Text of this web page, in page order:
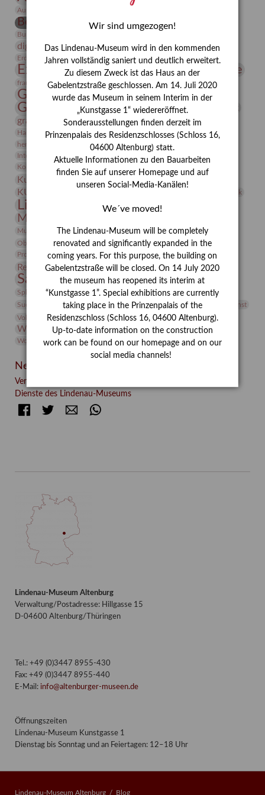
Ausstellung „Vier Winde“
Bernhard August von Lindenau
Burg Posterstein
digitallabor Entartete Kunst
Enteignung
Erdmann Julius Dietrich
Erlebnisportal estrusker Exlibris
Expressionismus Festrede Florenz Fotografie
frauen Frauen in der Antike und heute
Gerhard-Altenbourg-Preis
Gerhard Altenbourg
Gerhard Kurt Müller
grafische sammlung griechische Mythologie
Hanns-Conon von der Gabelentz Heinrich Kirchhoff Heldinnen
herman de vries Humboldt
Insekten
Integriertes Schädlingsmanagement
Jahresempfang
Kolosseum
Kunst
Kunstmuseum Kunstvermittlung Kunst von Kühl
KUNSTWAND Künstler Lehmbruck
Lindenau-Museum Marstall
Museumsgeschichte
Museumspädagogik Mäzen Napoleon Natur
Neue Remise
Objekt im Fokus
Paul Klee Peter Schnürpel Phelloplastik
Pohlhof
Provenienz
Provenienzforschung
Restaurierung Restitution Rudi Lesser Ruth Wolf-Rehfeld
Sammlung Samstagszeichner Skulptur
Sonderausstellung
Sphinx
studio Studio Bildende Kunst
studioDIGITAL
Suermondt-Ludwig-Museum
Vermittlung Video
Videokunst
Volontariat
Walter Rheiner Weihnachten Werefkin
Werkbetrachtung Winter Wissenschaft
Wolf and Dog
Wolf und Hund
Zirkuswoche
Neueste Beiträge
Verschenkt, verkauft, vergessen? – Kunstdetektivinnen im
Dienste des Lindenau-Museums
FacebookTwitter E-mail
Lindenau-Museum Altenburg
Verwaltung/Postadresse: Hillgasse 15
D-04600 Altenburg/Thüringen
Tel.: +49 (0)3447 8955-430
Fax: +49 (0)3447 8955-440
E-Mail: info@altenburger-museen.de
Öffnungszeiten
Lindenau-Museum Kunstgasse 1
Dienstag bis Sonntag und an Feiertagen: 12–18 Uhr
Lindenau-Museum Altenburg Blog
Wir sind umgezogen!
Das Lindenau-Museum wird in den kommenden
Jahren vollständig saniert und deutlich erweitert.
Zu diesem Zweck ist das Haus an der
Gabelentzstraße geschlossen. Am 14. Juli 2020
wurde das Museum in seinem Interim in der
„Kunstgasse 1“ wiedereröffnet.
Sonderausstellungen finden derzeit im
Prinzenpalais des Residenzschlosses (Schloss 16,
04600 Altenburg) statt.
Aktuelle Informationen zu den Bauarbeiten
finden Sie auf unserer Homepage und auf
unseren Social-Media-Kanälen!
We´ve moved!
The Lindenau-Museum will be completely
renovated and significantly expanded in the
coming years. For this purpose, the building on
Gabelentzstraße will be closed. On 14 July 2020
the museum has reopened its interim at
“Kunstgasse 1”. Special exhibitions are currently
taking place in the Prinzenpalais of the
Residenzschloss (Schloss 16, 04600 Altenburg).
Up-to-date information on the construction
work can be found on our homepage and on our
social media channels!